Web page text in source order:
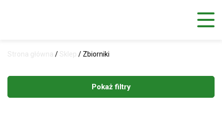
Strona główna / Sklep / Zbiorniki